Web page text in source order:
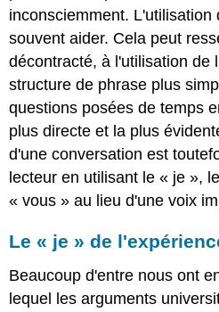
inconsciemment.
souvent aider. Cela peut
décontracté, à l'utilisation de
structure de phrase plus
questions posées de temps
plus directe et la plus
d'une conversation est
lecteur en utilisant le « je »,
« vous » au lieu d'une voix
Le « je » de
Beaucoup d'entre nous ont
lequel les arguments